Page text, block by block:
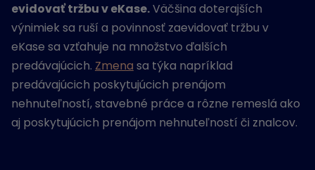
evidovať tržbu v eKase.Väčšina doterajších
výnimiek sa ruší a povinnosť zaevidovať tržbu v
eKase sa vzťahuje na množstvo ďalších
predávajúcich. Zmena sa týka napríklad
predávajúcich poskytujúcich prenájom
nehnuteľností, stavebné práce a rôzne remeslá ako
aj poskytujúcich prenájom nehnuteľností či znalcov.